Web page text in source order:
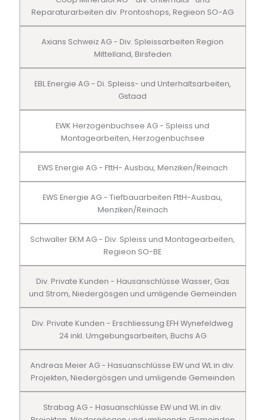
Reparaturarbeiten div. Prontoshops, Regieon SO-AG
Axians Schweiz AG - Div. Spleissarbeiten Region
Mittelland, Birsfeden
EBL Energie AG - Di. Spleiss- und Unterhaltsarbeiten,
Gstaad
EWK Herzogenbuchsee AG - Spleiss und
Montagearbeiten, Herzogenbuchsee
EWS Energie AG - FttH- Ausbau, Menziken/Reinach
EWS Energie AG - Tiefbauarbeiten FttH-Ausbau,
Menziken/Reinach
Schwaller EKM AG - Div. Spleiss und Montagearbeiten,
Regieon SO-BE
Div. Private Kunden - Hausanschlüsse Wasser, Gas
und Strom, Niedergösgen und umligende Gemeinden
Div. Private Kunden - Erschliessung EFH Wynefeldweg
24 inkl. Umgebungsarbeiten, Buchs AG
Andreas Meier AG - Hasuanschlüsse EW und WL in div.
Projekten, Niedergösgen und umligende Gemeinden
Strabag AG - Hasuanschlüsse EW und WL in div.